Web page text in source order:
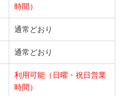
時間）
通常どおり
通常どおり
利用可能（日曜・祝日営業
時間）